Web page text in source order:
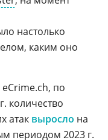
настолько
каким оно
по
количество
атак выросло на
периодом 2023 г.